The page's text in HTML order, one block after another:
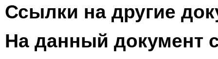
Ссылки на другие
На данный документ